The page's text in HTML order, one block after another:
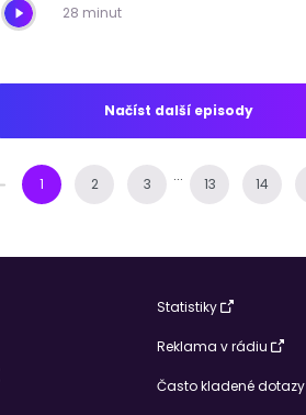
28 minut
Načíst další episody
1 2 3 ... 13 14
Statistiky
Reklama v rádiu
Často kladené dotazy